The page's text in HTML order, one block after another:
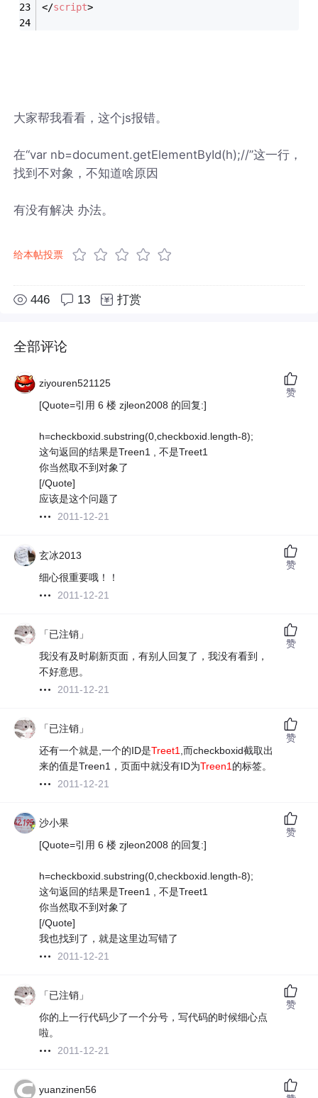
</script>
大家帮我看看，这个js报错。
在“var nb=document.getElementById(h);//”这一行，
找到不对象，不知道啥原因
有没有解决 办法。
给本帖投票
446 13 打赏
全部评论
ziyouren521125
[Quote=引用 6 楼 zjleon2008 的回复:]
h=checkboxid.substring(0,checkboxid.length-8);
这句返回的结果是Treen1 , 不是Treet1
你当然取不到对象了
[/Quote]
应该是这个问题了
2011-12-21
赞
玄冰2013
细心很重要哦！！
2011-12-21
赞
「已注销」
我没有及时刷新页面，有别人回复了，我没有看到，
不好意思。
2011-12-21
赞
「已注销」
还有一个就是,一个的ID是Treet1,而checkboxid截取出
来的值是Treen1，页面中就没有ID为Treen1的标签。
2011-12-21
赞
沙小果
[Quote=引用 6 楼 zjleon2008 的回复:]
h=checkboxid.substring(0,checkboxid.length-8);
这句返回的结果是Treen1 , 不是Treet1
你当然取不到对象了
[/Quote]
我也找到了，就是这里边写错了
2011-12-21
赞
「已注销」
你的上一行代码少了一个分号，写代码的时候细心点
啦。
2011-12-21
赞
yuanzinen56